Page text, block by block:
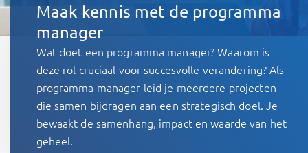
Maak kennis met de programma
manager
Wat doet een programma manager? Waarom is
deze rol cruciaal voor succesvolle verandering? Als
programma manager leid je meerdere projecten
die samen bijdragen aan een strategisch doel. Je
bewaakt de samenhang, impact en waarde van het
geheel.